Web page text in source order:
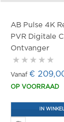
AB Pulse 4K
PVR Digitale
Ontvanger
€
OP VOORRAAD
IN